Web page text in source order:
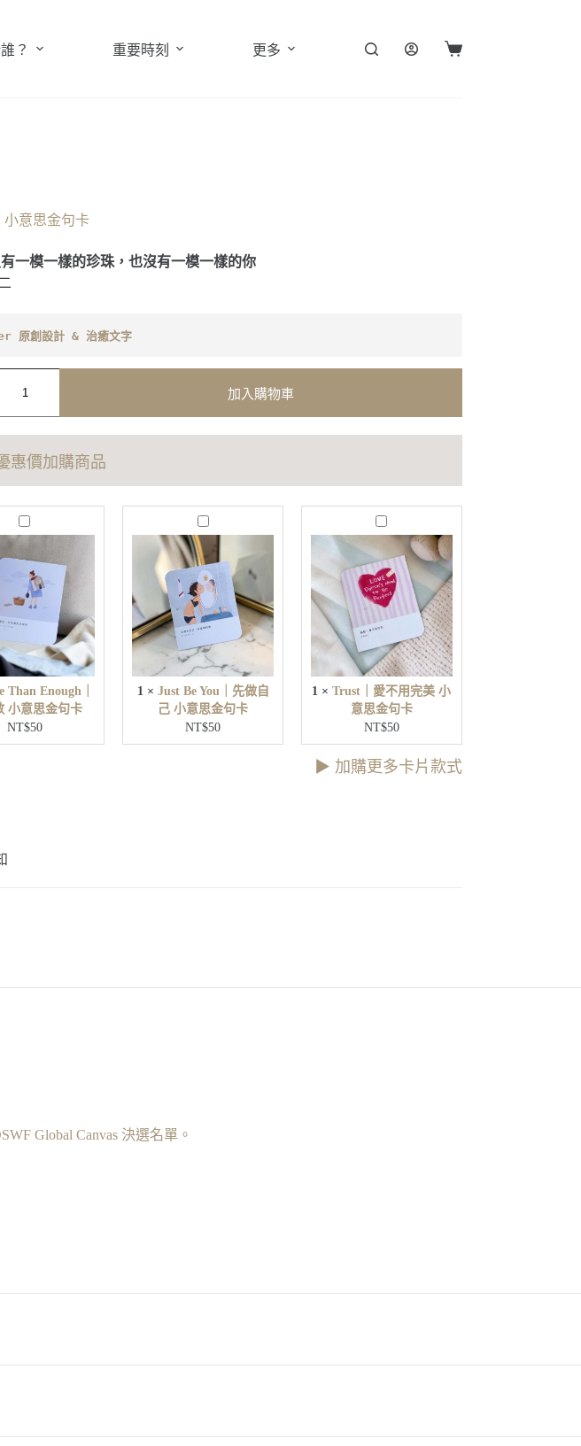
？ 重要時刻 更多
購
小意思金句卡
一模一樣的珍珠，也沒有一模一樣的你
原創設計 & 治癒文字
加入購物車
惠價加購商品
M
o
h
n
E
n
o
u
g
h
｜
Than Enough｜
小意思金句卡
NT$50
J
u
s
t
B
e
Y
o
u
｜
先
做
自
己
1 × Just Be You｜先做自
己 小意思金句卡
NT$50
T
r
u
s
t
｜
愛
用
完
美
小
意
金
1 ×Trust｜愛不用完美 小
意思金句卡
NT$50
▶︎ 加購更多卡片款式
Global Canvas 決選名單。